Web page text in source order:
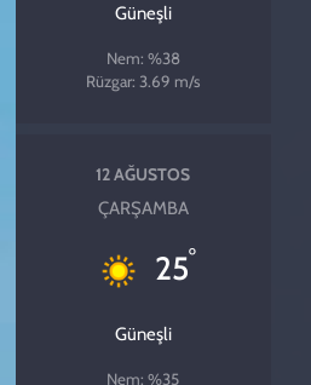
Güneşli
Nem: %38
Rüzgar: 3.69 m/s
12 AĞUSTOS
ÇARŞAMBA
25°
Güneşli
Nem: %35